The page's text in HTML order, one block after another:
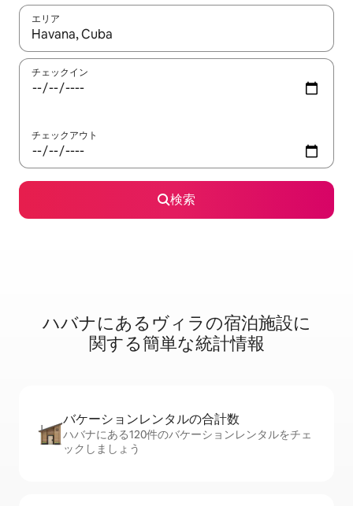
エリア
検索結果が表示されたら、上下の矢印キーを使って移動するか
チェックイン
チェックアウト
検索
ハバナに⁠あ⁠るヴ⁠ィ⁠ラ⁠の宿⁠泊⁠施⁠設⁠に
関⁠す⁠る簡⁠単⁠な統⁠計⁠情⁠報
バケーションレ⁠ン⁠タ⁠ル⁠の合⁠計⁠数
ハバナにある120件のバケーションレンタルをチェ
ックしましょう